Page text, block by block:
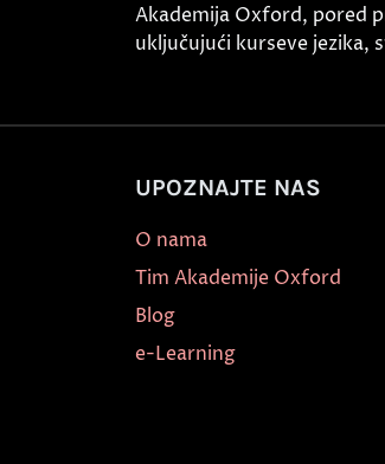
Akademija Oxford, pored
uključujući kurseve jezika,
UPOZNAJTE NAS
O nama
Tim Akademije Oxford
Blog
e-Learning